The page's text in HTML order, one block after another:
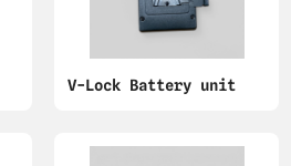
V-Lock Battery unit